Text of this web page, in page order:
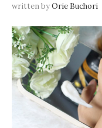
written byOrie Buchori